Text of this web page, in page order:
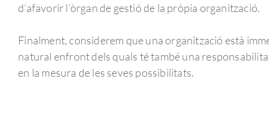
d’afavorir l’òrgan de gestió de la pròpia organització.
Finalment, considerem que una organització està
natural enfront dels quals té també una
en la mesura de les seves possibilitats.